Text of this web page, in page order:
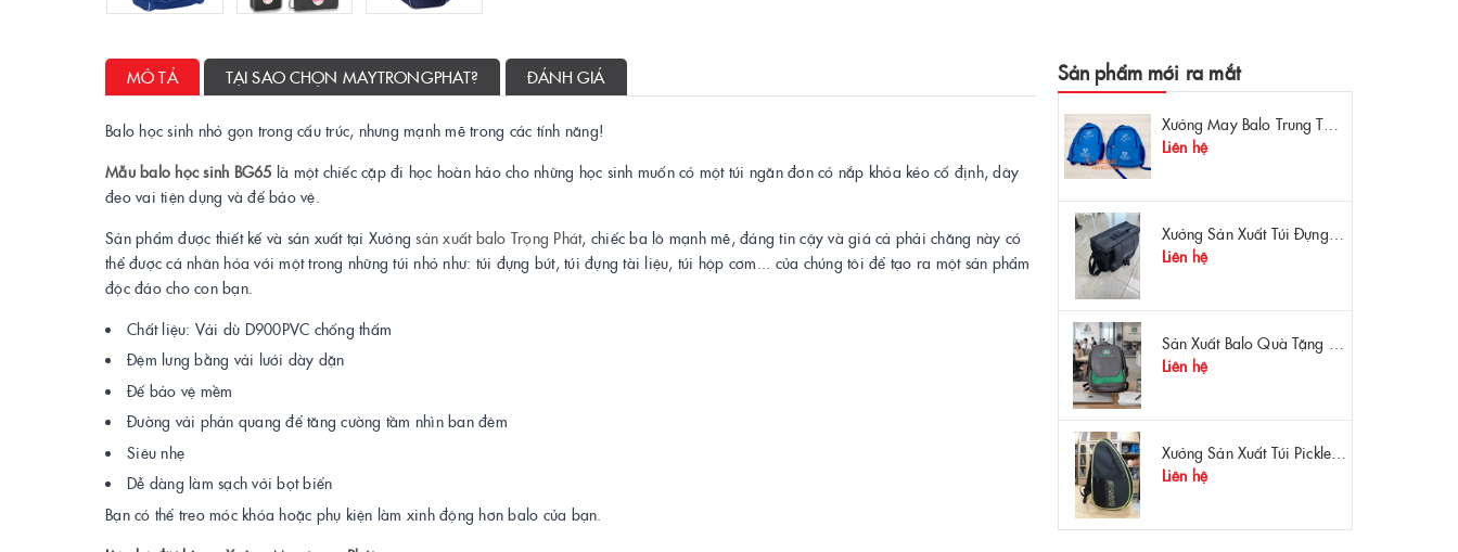
MÔ TẢ TẠI SAO CHỌN MAYTRONGPHAT? ĐÁNH GIÁ
Balo học sinh nhỏ gọn trong cấu trúc, nhưng mạnh mẽ trong các tính năng!
Mẫu balo học sinh BG65 là một chiếc cặp đi học hoàn hảo cho những học sinh muốn có một túi ngăn đơn có nắp khóa kéo cố định, dây
đeo vai tiện dụng và đế bảo vệ.
Sản phẩm được thiết kế và sản xuất tại Xưởngsản xuất balo Trọng Phát, chiếc ba lô mạnh mẽ, đáng tin cậy và giá cả phải chăng này có
thể được cá nhân hóa với một trong những túi nhỏ như: túi đựng bút, túi đựng tài liệu, túi hộp cơm... của chúng tôi để tạo ra một sản phẩm
độc đáo cho con bạn.
Chất liệu: Vải dù D900PVC chống thấm
Đệm lưng bằng vải lưới dày dặn
Đế bảo vệ mềm
Đường vải phản quang để tăng cường tầm nhìn ban đêm
Siêu nhẹ
Dễ dàng làm sạch với bọt biển
Bạn có thể treo móc khóa hoặc phụ kiện làm xinh động hơn balo của bạn.
Sản phẩm mới ra mắt
Xưởng May Balo Trung Tâm Ngoại Ngữ Apollo In Logo Giá Rẻ Tại Xưởng
Liên hệ
Liên hệ
Liên hệ
Liên hệ